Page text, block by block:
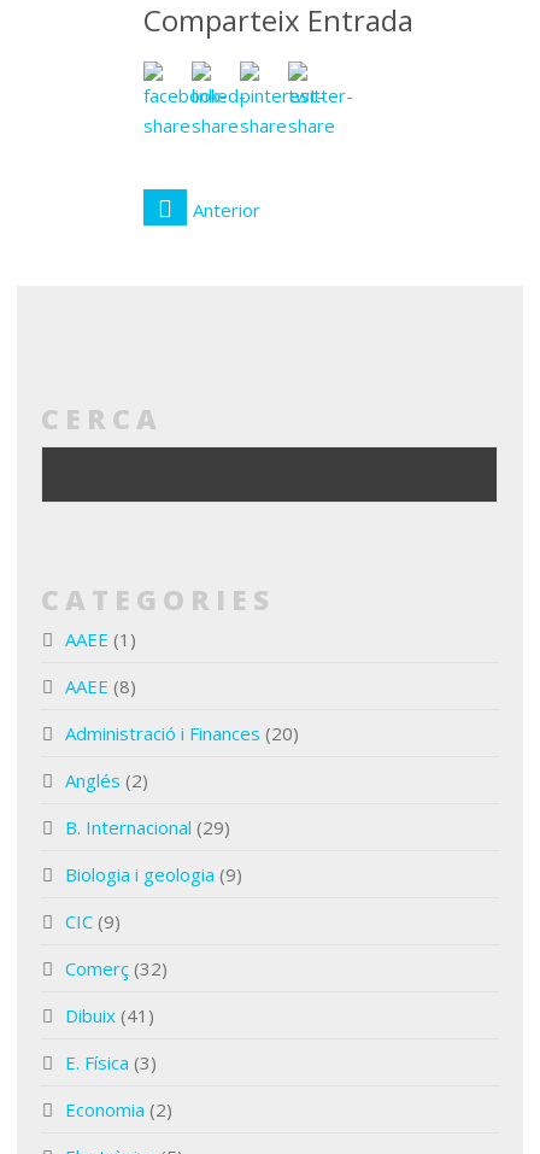
Comparteix Entrada
Anterior
CERCA
CATEGORIES
AAEE (1)
AAEE (8)
Administració i Finances (20)
Anglés (2)
B. Internacional (29)
Biologia i geologia (9)
CIC (9)
Comerç (32)
Dibuix (41)
E. Física (3)
Economia (2)